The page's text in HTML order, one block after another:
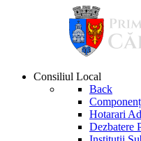
Consiliul Local
Back
Hotarari
Dezbatere